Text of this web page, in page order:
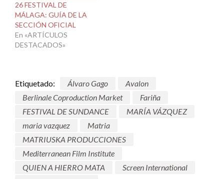
26 FESTIVAL DE
MÁLAGA: GUÍA DE LA
SECCIÓN OFICIAL
En «ARTÍCULOS
DESTACADOS»
Etiquetado: Álvaro Gago
Avalon
Berlinale Coproduction Market
Fariña
FESTIVAL DE SUNDANCE
MARÍA VÁZQUEZ
maria vazquez
Matria
MATRIUSKA PRODUCCIONES
Mediterranean Film Institute
QUIEN A HIERRO MATA
Screen International